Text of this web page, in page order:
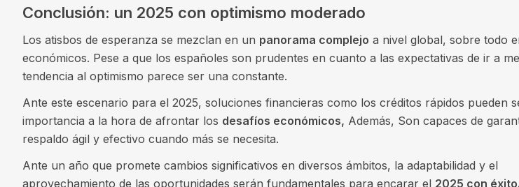
Conclusión: un 2025 con optimismo moderado
Los atisbos de esperanza se mezclan en un panorama complejo a nivel global, sobre todo
económicos. Pese a que los españoles son prudentes en cuanto a las expectativas de ir a
tendencia al optimismo parece ser una constante.
Ante este escenario para el 2025, soluciones financieras como los créditos rápidos pueden
importancia a la hora de afrontar los desafíos económicos, Además, Son capaces de
respaldo ágil y efectivo cuando más se necesita.
Ante un año que promete cambios significativos en diversos ámbitos, la adaptabilidad y el
aprovechamiento de las oportunidades serán fundamentales para encarar el 2025 con éxito.